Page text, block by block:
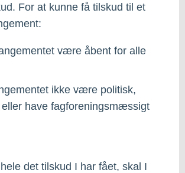
For at kunne få tilskud til et
være åbent for alle
ikke være politisk,
have fagforeningsmæssigt
det tilskud I har fået, skal I